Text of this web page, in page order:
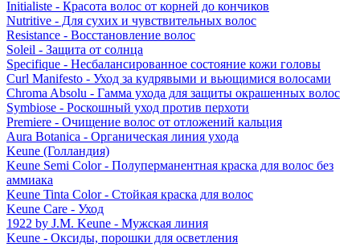
Initialiste - Красота волос от корней до кончиков
Nutritive - Для сухих и чувствительных волос
Resistance - Восстановление волос
Soleil - Защита от солнца
Specifique - Несбалансированное состояние кожи головы
Curl Manifesto - Уход за кудрявыми и вьющимися волосами
Chroma Absolu - Гамма ухода для защиты окрашенных волос
Symbiose - Роскошный уход против перхоти
Premiere - Очищение волос от отложений кальция
Aura Botanica - Органическая линия ухода
Keune (Голландия)
Keune Semi Color - Полуперманентная краска для волос без
аммиака
Keune Tinta Color - Стойкая краска для волос
Keune Care - Уход
1922 by J.M. Keune - Мужская линия
Keune - Оксиды, порошки для осветления